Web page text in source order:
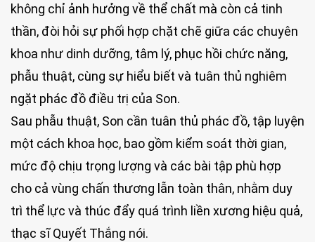
không chỉ ảnh hưởng về thể chất mà còn cả tinh
thần, đòi hỏi sự phối hợp chặt chẽ giữa các chuyên
khoa như dinh dưỡng, tâm lý, phục hồi chức năng,
phẫu thuật, cùng sự hiểu biết và tuân thủ nghiêm
ngặt phác đồ điều trị của Son.
Sau phẫu thuật, Son cần tuân thủ phác đồ, tập luyện
một cách khoa học, bao gồm kiểm soát thời gian,
mức độ chịu trọng lượng và các bài tập phù hợp
cho cả vùng chấn thương lẫn toàn thân, nhằm duy
trì thể lực và thúc đẩy quá trình liền xương hiệu quả,
thạc sĩ Quyết Thắng nói.